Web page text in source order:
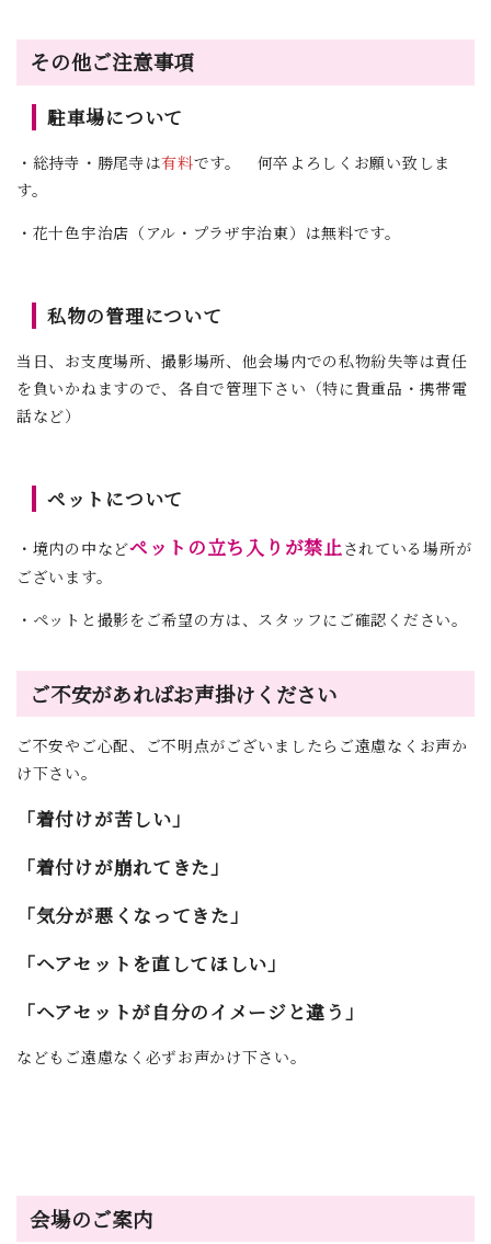
その他ご注意事項
駐車場について
・総持寺・勝尾寺は有料です。 何卒よろしくお願い致しま
す。
・花十色宇治店（アル・プラザ宇治東）は無料です。
私物の管理について
当日、お支度場所、撮影場所、他会場内での私物紛失等は責任
を負いかねますので、各自で管理下さい（特に貴重品・携帯電
話など）
ペットについて
・境内の中などペットの立ち入りが禁止されている場所が
ございます。
・ペットと撮影をご希望の方は、スタッフにご確認ください。
ご不安があればお声掛けください
ご不安やご心配、ご不明点がございましたらご遠慮なくお声か
け下さい。
「着付けが苦しい」
「着付けが崩れてきた」
「気分が悪くなってきた」
「ヘアセットを直してほしい」
「ヘアセットが自分のイメージと違う」
などもご遠慮なく必ずお声かけ下さい。
会場のご案内